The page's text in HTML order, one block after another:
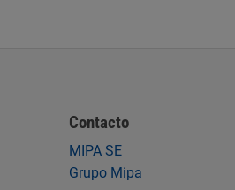
Contacto
MIPA SE
Grupo Mipa